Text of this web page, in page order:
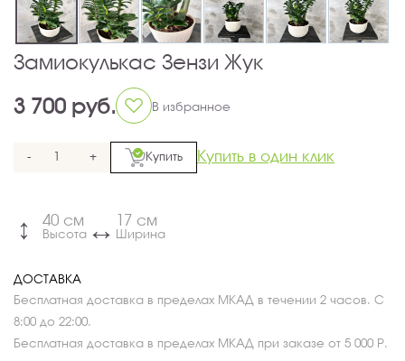
Замиокулькас Зензи Жук
3 700 руб. В избранное
- + Купить Купить в один клик
↔ 40 см
Высота ↔ 17 см
Ширина
ДОСТАВКА
Бесплатная доставка в пределах МКАД в течении 2 часов. С
8:00 до 22:00.
Бесплатная доставка в пределах МКАД при заказе от 5 000 Р.